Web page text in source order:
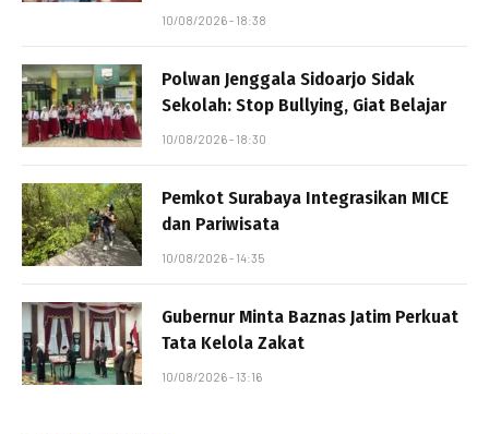
10/08/2026 - 18:38
Polwan Jenggala Sidoarjo Sidak
Sekolah: Stop Bullying, Giat Belajar
10/08/2026 - 18:30
Pemkot Surabaya Integrasikan MICE
dan Pariwisata
10/08/2026 - 14:35
Gubernur Minta Baznas Jatim Perkuat
Tata Kelola Zakat
10/08/2026 - 13:16